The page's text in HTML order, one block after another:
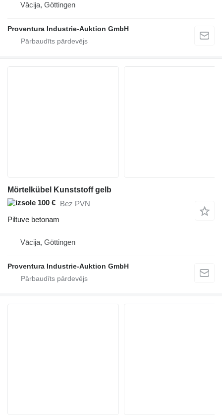
Vācija, Göttingen
Proventura Industrie-Auktion GmbH
Mörtelkübel Kunststoff gelb
100 € Bez PVN
Piltuve betonam
Vācija, Göttingen
Proventura Industrie-Auktion GmbH